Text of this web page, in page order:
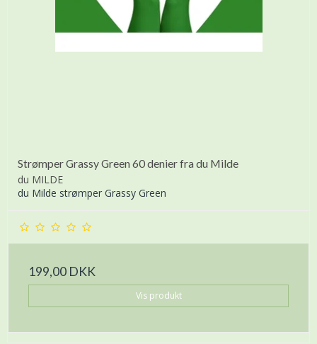
Strømper Grassy Green 60 denier fra du Milde
du MILDE
du Milde strømper Grassy Green
199,00 DKK
Vis produkt